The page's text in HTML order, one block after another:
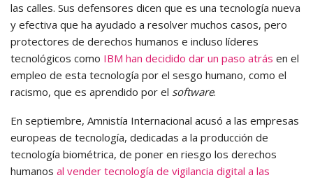
las calles. Sus defensores dicen que es una tecnología nueva
y efectiva que ha ayudado a resolver muchos casos, pero
protectores de derechos humanos e incluso líderes
tecnológicos como IBM han decidido dar un paso atrás en el
empleo de esta tecnología por el sesgo humano, como el
racismo, que es aprendido por el software.
En septiembre, Amnistía Internacional acusó a las empresas
europeas de tecnología, dedicadas a la producción de
tecnología biométrica, de poner en riesgo los derechos
humanos al vender tecnología de vigilancia digital a las